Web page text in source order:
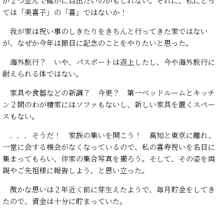
ては「美喜子」の「喜」ではないか！
我が家は祝い事のしきたりをきちんと行ってきた家ではない
が、なぜか今年は節目に記念のことをやりたいと思った。
海外旅行？ いや、パスポートは返上したし、今や海外旅行に
耐えられる体ではない。
家具や食器などの新調？ 今更？ 第一ベッドルームとキッチ
ン２間のわが棲家にはソファもないし、新しい家具を置くスペー
スもない。
．．．そうだ！ 家族の集いを開こう！ 高知と東京に離れ、
一堂に会する機会がなくなっているので、私の喜寿祝いを名目に
集まってもらい、伴家の集合写真を撮ろう。そして、その姿を両
親やご先祖様に報告しよう、と思い立った。
微かな思いは２年近く前に芽生えたようで、毎月貯金をしてき
たので、資金は十分に貯まっていた。